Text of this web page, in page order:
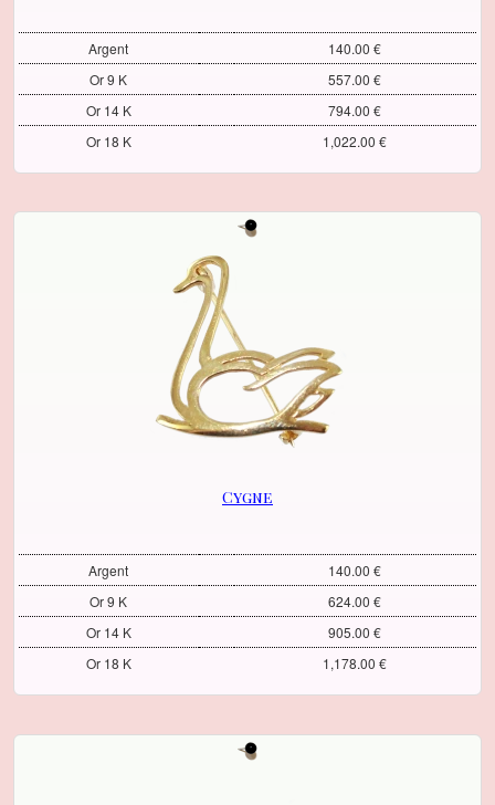
Argent
140.00 €
Or 9 K
557.00 €
Or 14 K
794.00 €
Or 18 K
1,022.00 €
Cygne
Argent
140.00 €
Or 9 K
624.00 €
Or 14 K
905.00 €
Or 18 K
1,178.00 €